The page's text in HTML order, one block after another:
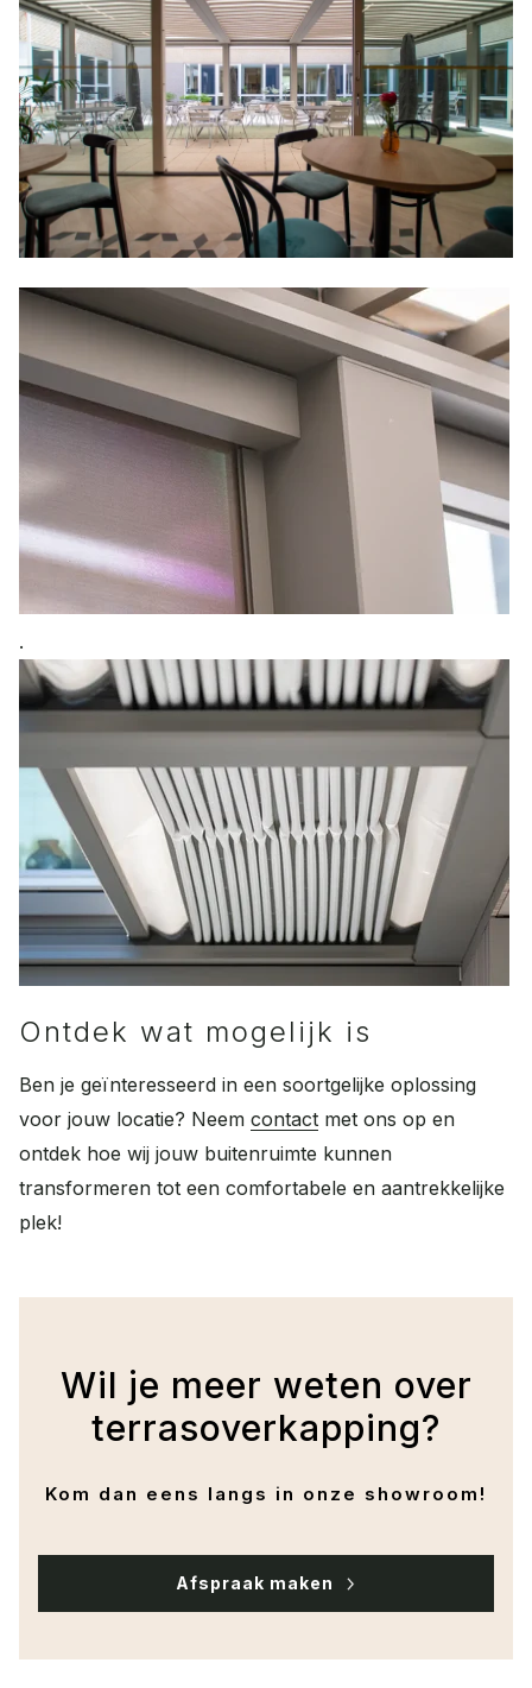
.
Ontdek wat mogelijk is
Ben je geïnteresseerd in een soortgelijke oplossing
voor jouw locatie? Neem contact met ons op en
ontdek hoe wij jouw buitenruimte kunnen
transformeren tot een comfortabele en aantrekkelijke
plek!
Wil je meer weten over
terrasoverkapping?
Kom dan eens langs in onze showroom!
Afspraak maken